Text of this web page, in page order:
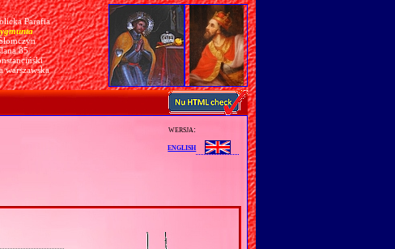
Parafia
85
warszawska
wersja:
english